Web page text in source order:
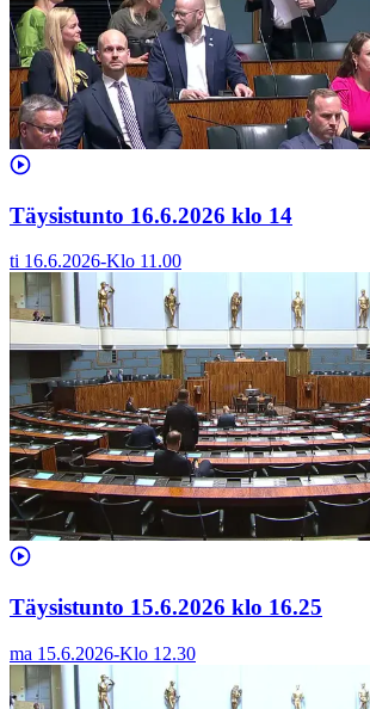
Täysistunto 16.6.2026 klo 14
ti 16.6.2026-Klo 11.00
Täysistunto 15.6.2026 klo 16.25
ma 15.6.2026-Klo 12.30